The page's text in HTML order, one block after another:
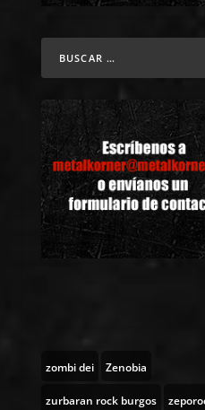
zombi dei Zenobia
zurbaran rock burgos